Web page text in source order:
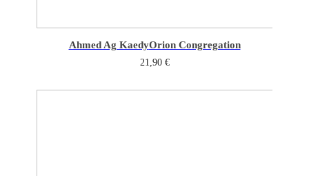
Ahmed Ag KaedyOrion Congregation
21,90 €